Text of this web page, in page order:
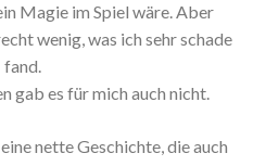
Magie im Spiel wäre. Aber
wenig, was ich sehr schade
fand.
gab es für mich auch nicht.
nette Geschichte, die auch